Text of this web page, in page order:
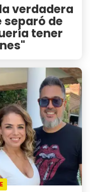
verdadera
separó de
tener